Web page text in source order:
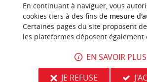
NOUS AVONS TESTÉ
En continuant à naviguer, vous
cookies tiers à des fins de mesure
Certaines pages du site proposent
les plateformes déposent également
EN SAVOIR PLUS
JE REFUSE